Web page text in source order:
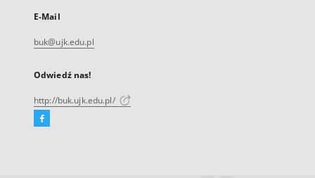
E-Mail
buk@ujk.edu.pl
Odwiedź nas!
http://buk.ujk.edu.pl/
Facebook